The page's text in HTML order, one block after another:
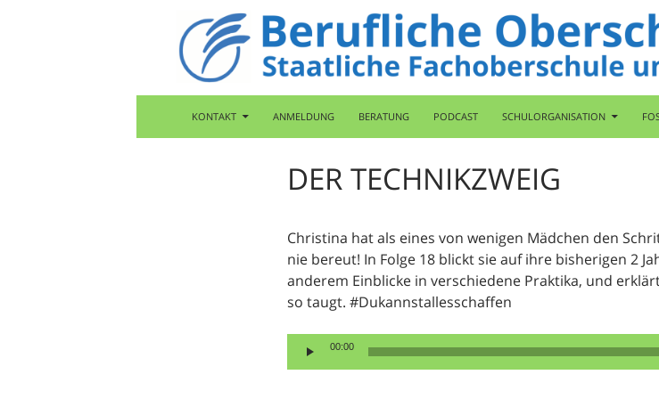
Berufliche Oberschule Bad Tölz
KONTAKT ANMELDUNG BERATUNG PODCAST SCHULORGANISATION
DER TECHNIKZWEIG
Christina hat als eines von wenigen Mädchen den
nie bereut! In Folge 18 blickt sie auf ihre bisherigen 2
anderem Einblicke in verschiedene Praktika, und
so taugt. #Dukannstallesschaffen
Audio-
Player
00:00